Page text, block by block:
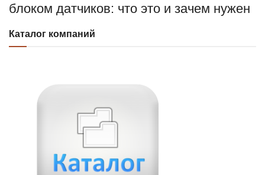
блоком датчиков: что это и зачем нужен
Каталог компаний